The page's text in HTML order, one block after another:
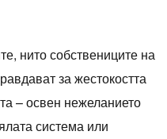
нито собствениците на
за жестокостта
– освен нежеланието
система или